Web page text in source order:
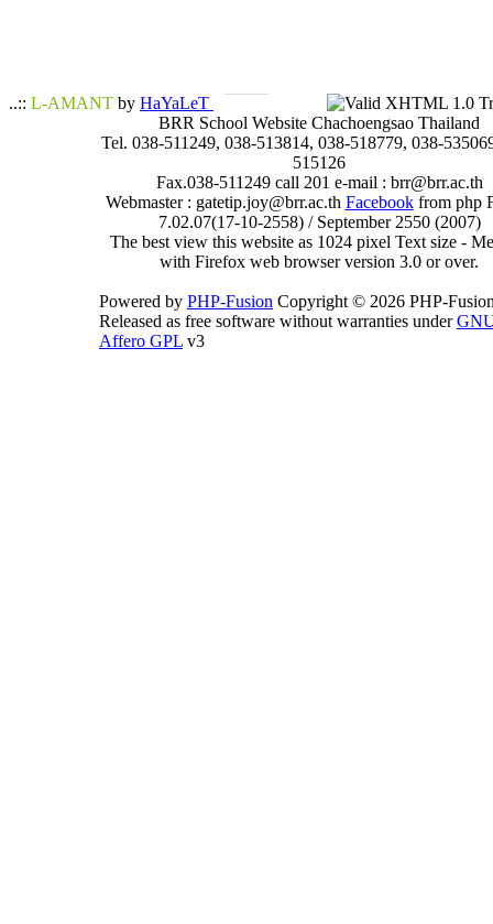
..:: L-AMANT by HaYaLeT
BRR School Website Chachoengsao Thailand
Tel. 038-511249, 038-513814, 038-518779, 038-
515126
Fax.038-511249 call 201 e-mail : brr@brr.ac.th
Webmaster : gatetip.joy@brr.ac.th Facebookfrom php
7.02.07(17-10-2558) / September 2550 (2007)
The best view this website as 1024 pixel Text size -
with Firefox web browser version 3.0 or over.
Powered by PHP-Fusion Copyright © 2026 PHP-
Released as free software without warranties under
Affero GPL v3